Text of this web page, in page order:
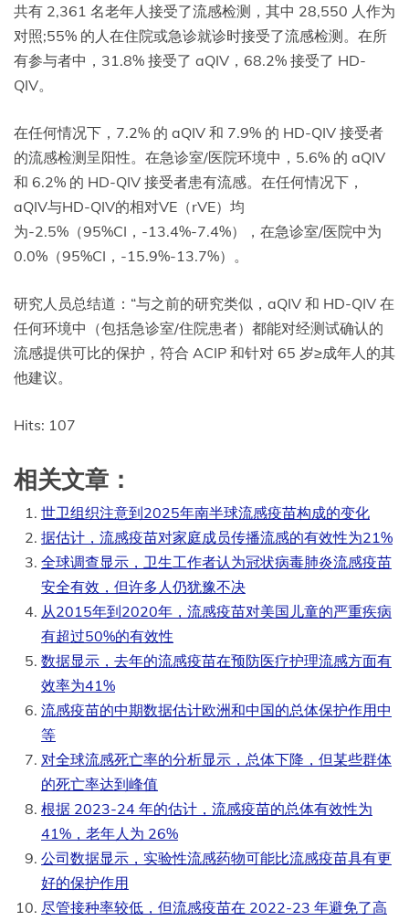
共有 2,361 名老年人接受了流感检测，其中 28,550 人作为
对照;55% 的人在住院或急诊就诊时接受了流感检测。在所
有参与者中，31.8% 接受了 aQIV，68.2% 接受了 HD-
QIV。
在任何情况下，7.2% 的 aQIV 和 7.9% 的 HD-QIV 接受者
的流感检测呈阳性。在急诊室/医院环境中，5.6% 的 aQIV
和 6.2% 的 HD-QIV 接受者患有流感。在任何情况下，
aQIV与HD-QIV的相对VE（rVE）均
为-2.5%（95%CI，-13.4%-7.4%），在急诊室/医院中为
0.0%（95%CI，-15.9%-13.7%）。
研究人员总结道：“与之前的研究类似，aQIV 和 HD-QIV 在
任何环境中（包括急诊室/住院患者）都能对经测试确认的
流感提供可比的保护，符合 ACIP 和针对 65 岁≥成年人的其
他建议。
Hits: 107
相关文章：
世卫组织注意到2025年南半球流感疫苗构成的变化
据估计，流感疫苗对家庭成员传播流感的有效性为21%
全球调查显示，卫生工作者认为冠状病毒肺炎流感疫苗
安全有效，但许多人仍犹豫不决
从2015年到2020年，流感疫苗对美国儿童的严重疾病
有超过50%的有效性
数据显示，去年的流感疫苗在预防医疗护理流感方面有
效率为41%
流感疫苗的中期数据估计欧洲和中国的总体保护作用中
等
对全球流感死亡率的分析显示，总体下降，但某些群体
的死亡率达到峰值
根据 2023-24 年的估计，流感疫苗的总体有效性为
41%，老年人为 26%
公司数据显示，实验性流感药物可能比流感疫苗具有更
好的保护作用
尽管接种率较低，但流感疫苗在 2022-23 年避免了高